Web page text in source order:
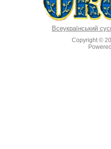
Всеукраїнський
Copyright ©